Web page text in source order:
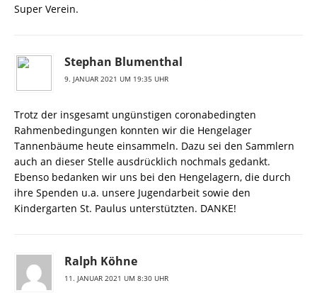
Super Verein.
Stephan Blumenthal
9. JANUAR 2021 UM 19:35 UHR
Trotz der insgesamt ungünstigen coronabedingten
Rahmenbedingungen konnten wir die Hengelager
Tannenbäume heute einsammeln. Dazu sei den Sammlern
auch an dieser Stelle ausdrücklich nochmals gedankt.
Ebenso bedanken wir uns bei den Hengelagern, die durch
ihre Spenden u.a. unsere Jugendarbeit sowie den
Kindergarten St. Paulus unterstützten. DANKE!
Ralph Köhne
11. JANUAR 2021 UM 8:30 UHR